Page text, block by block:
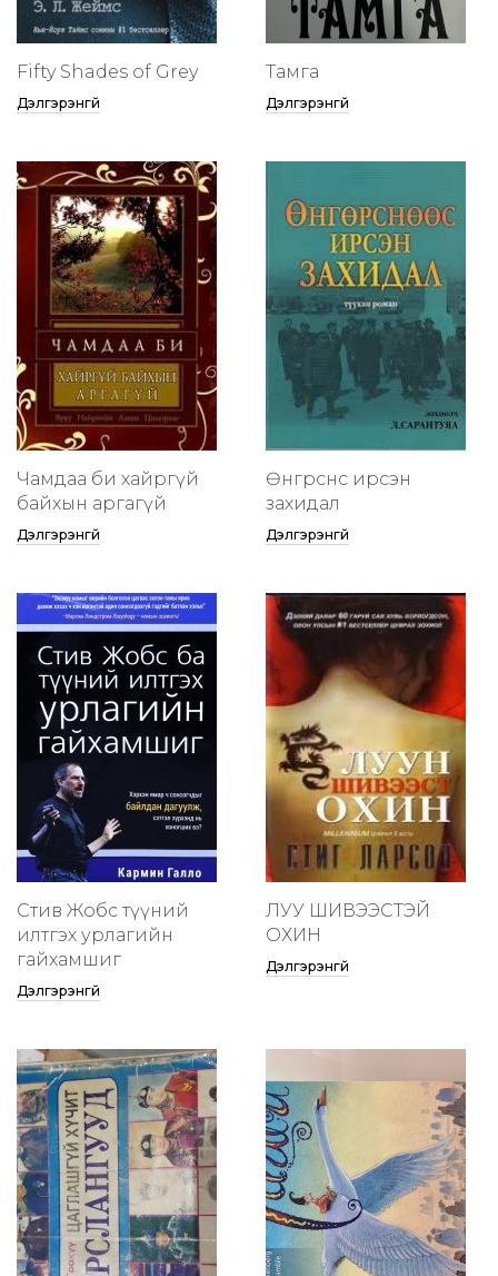
Fifty Shades of Grey
Дэлгэрэнгүй
Тамга
Дэлгэрэнгүй
Чамдаа би хайргүй
байхын аргагүй
Дэлгэрэнгүй
Өнгөрснөөс ирсэн
захидал
Дэлгэрэнгүй
Стив Жобс түүний
илтгэх урлагийн
гайхамшиг
Дэлгэрэнгүй
ЛУУ ШИВЭЭСТЭЙ
ОХИН
Дэлгэрэнгүй